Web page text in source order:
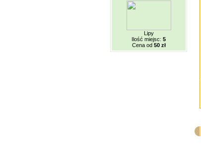
Lipy
Ilość miejsc: 5
Cena od 50 zł